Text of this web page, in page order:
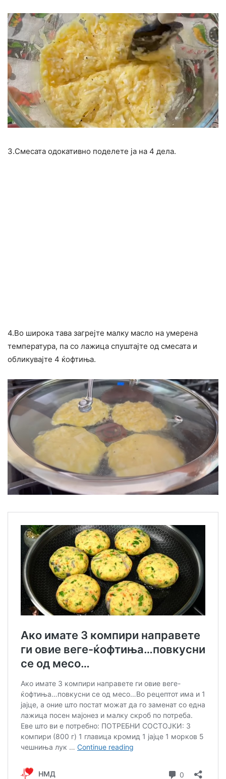
3.Смесата одокативно поделете ја на 4 дела.
4.Во широка тава загрејте малку масло на умерена
температура, па со лажица спуштајте од смесата и
обликувајте 4 ќофтиња.